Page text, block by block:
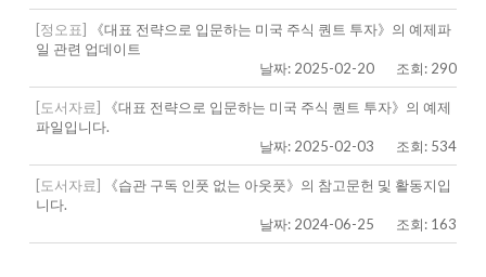
[정오표]
《대표 전략으로 입문하는 미국 주식 퀀트 투자》의 예제파
일 관련 업데이트
날짜: 2025-02-20
조회: 290
[도서자료]
《대표 전략으로 입문하는 미국 주식 퀀트 투자》의 예제
파일입니다.
날짜: 2025-02-03
조회: 534
[도서자료]
《습관 구독 인풋 없는 아웃풋》의 참고문헌 및 활동지입
니다.
날짜: 2024-06-25
조회: 163